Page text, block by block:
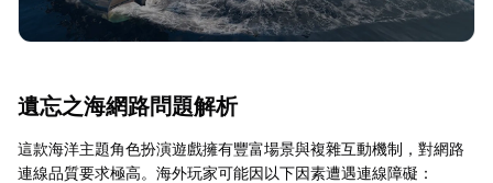
遺忘之海網路問題解析
這款海洋主題角色扮演遊戲擁有豐富場景與複雜互動機制，對網路
連線品質要求極高。海外玩家可能因以下因素遭遇連線障礙：